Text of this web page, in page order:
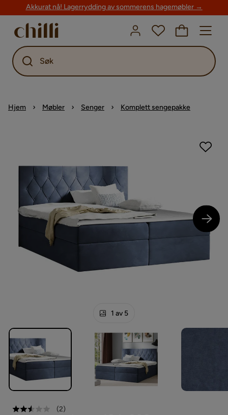
Akkurat nå! Lagerrydding av sommerens hagemøbler →
Søk
Hjem Møbler Senger Komplett sengepakke
1 av 5
(2)